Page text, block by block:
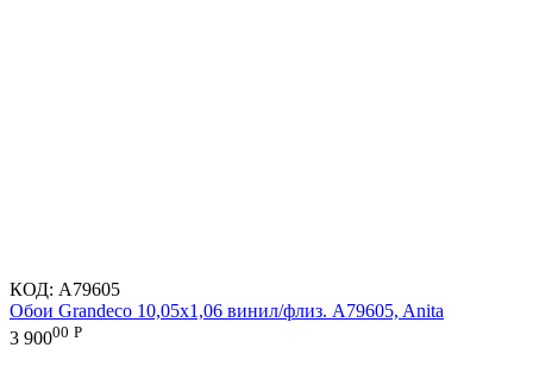
КОД: A79605
Обои Grandeco 10,05х1,06 винил/флиз. A79605, Anita
3 90000 Р